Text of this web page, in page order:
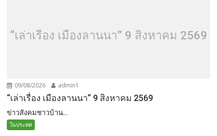
“เล่าเรื่อง เมืองลานนา” 9 สิงหาคม 2569
09/08/2026 admin1
“เล่าเรื่อง เมืองลานนา” 9 สิงหาคม 2569
ข่าวสังคมชาวบ้าน...
ในประทศ